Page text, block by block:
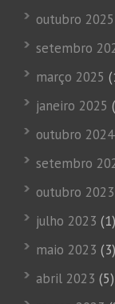
outubro 2025
setembro
março 2025
janeiro 2025
outubro 2024
setembro
outubro 2023
julho 2023 (1)
maio 2023 (3)
abril 2023 (5)